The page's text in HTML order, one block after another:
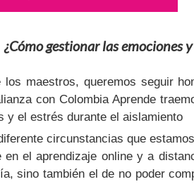
¿Cómo gestionar las emociones
maestros, queremos seguir
con Colombia Aprende
y el estrés durante el aislamiento
circunstancias que
en el aprendizaje online y a
sino también el de no poder